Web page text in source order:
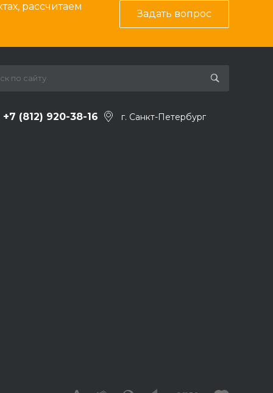
рассчитаем
Задать вопрос
+7 (812) 920-38-16 г. Санкт-Петербург